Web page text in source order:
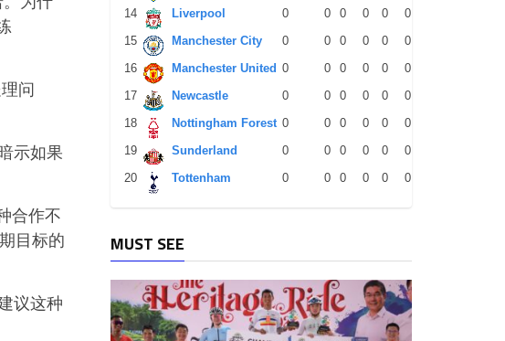
问
示如果
合作不
目标的
议这种
14
Liverpool 0 0 0 0 0 0
15
Manchester City 0 0 0 0 0 0
16
Manchester United 0 0 0 0 0 0
17
Newcastle 0 0 0 0 0 0
18
Nottingham Forest 0 0 0 0 0 0
19
Sunderland 0 0 0 0 0 0
20
Tottenham 0 0 0 0 0 0
MUST SEE